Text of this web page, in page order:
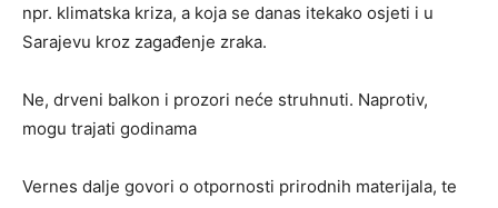
npr. klimatska kriza, a koja se danas itekako osjeti i u
Sarajevu kroz zagađenje zraka.
Ne, drveni balkon i prozori neće struhnuti. Naprotiv,
mogu trajati godinama
Vernes dalje govori o otpornosti prirodnih materijala, te